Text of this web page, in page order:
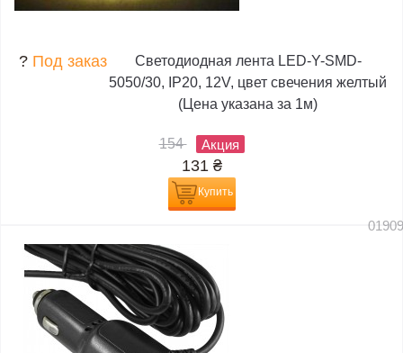
? Под заказ
Светодиодная лента LED-Y-SMD-
5050/30, IP20, 12V, цвет свечения желтый
(Цена указана за 1м)
154 Акция
131 ₴
Купить